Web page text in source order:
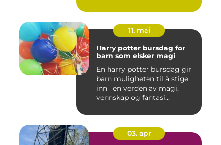
11. mai
Harry potter bursdag for
barn som elsker magi
En harry potter bursdag gir
barn muligheten til å stige
inn i en verden av magi,
vennskap og fantasi...
03. apr